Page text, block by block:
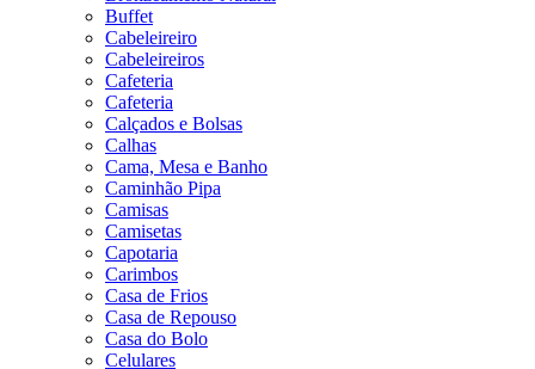
Buffet
Cabeleireiro
Cabeleireiros
Cafeteria
Cafeteria
Calçados e Bolsas
Calhas
Cama, Mesa e Banho
Caminhão Pipa
Camisas
Camisetas
Capotaria
Carimbos
Casa de Frios
Casa de Repouso
Casa do Bolo
Celulares